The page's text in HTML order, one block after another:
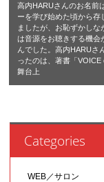
高内HARUさんのお名前
ーを学び始めた頃から存
ましたが、お恥ずかしな
は音源をお聴きする機会
んでした。高内HARUさ
ったのは、著書「VOICE
舞台上
Categories
WEB／サロン